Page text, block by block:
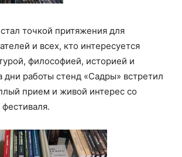
точкой притяжения для
и всех, кто интересуется
философией, историей и
дни работы стенд «Садры» встретил
прием и живой интерес со